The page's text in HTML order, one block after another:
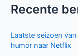
Recente
Laatste seizoen
humor naar Netflix